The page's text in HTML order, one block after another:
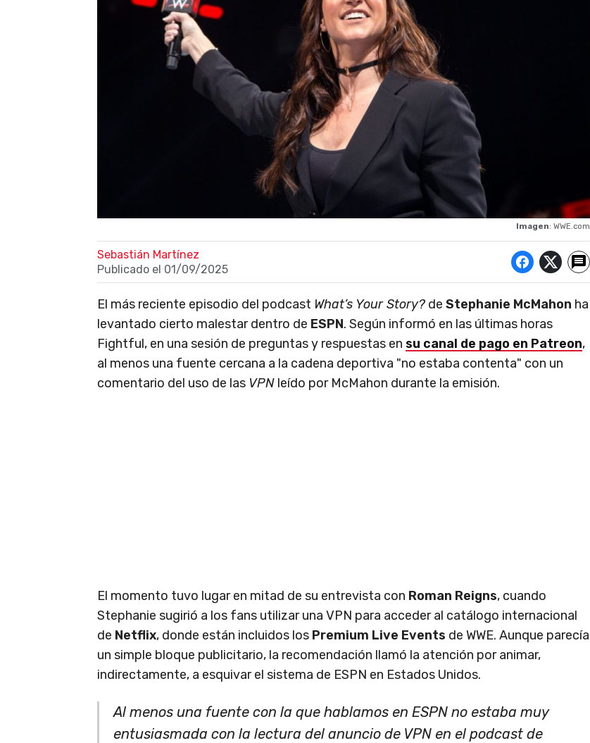
Imagen: WWE.com
Sebastián Martínez
Publicado el 01/09/2025
El más reciente episodio del podcast What’s Your Story? de Stephanie McMahon ha
levantado cierto malestar dentro de ESPN. Según informó en las últimas horas
Fightful, en una sesión de preguntas y respuestas en su canal de pago en Patreon,
al menos una fuente cercana a la cadena deportiva "no estaba contenta" con un
comentario del uso de las VPN leído por McMahon durante la emisión.
El momento tuvo lugar en mitad de su entrevista con Roman Reigns, cuando
Stephanie sugirió a los fans utilizar una VPN para acceder al catálogo internacional
de Netflix, donde están incluidos los Premium Live Events de WWE. Aunque parecía
un simple bloque publicitario, la recomendación llamó la atención por animar,
indirectamente, a esquivar el sistema de ESPN en Estados Unidos.
Al menos una fuente con la que hablamos en ESPN no estaba muy
entusiasmada con la lectura del anuncio de VPN en el podcast de